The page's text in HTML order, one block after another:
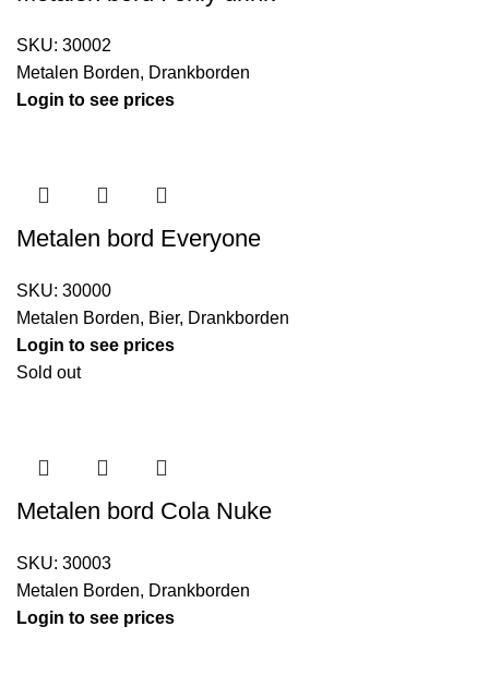
SKU: 30002
Metalen Borden, Drankborden
Login to see prices
Metalen bord Everyone
SKU: 30000
Metalen Borden, Bier, Drankborden
Login to see prices
Sold out
Metalen bord Cola Nuke
SKU: 30003
Metalen Borden, Drankborden
Login to see prices